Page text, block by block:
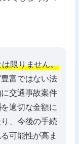
限りません。
富ではない法
交通事故案件
を適切な金額に
、今後の手続
可能性が高ま